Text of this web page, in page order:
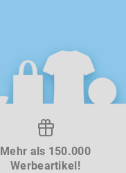
Mehr als 150.000
Werbeartikel!